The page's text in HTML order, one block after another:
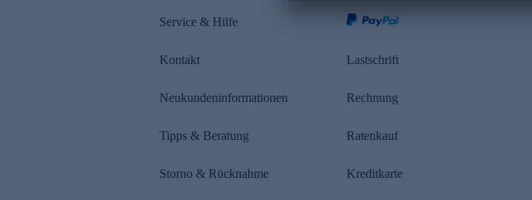
Service & Hilfe
Kontakt
Neukundeninformationen
Tipps & Beratung
Storno & Rücknahme
Lastschrift
Rechnung
Ratenkauf
Kreditkarte